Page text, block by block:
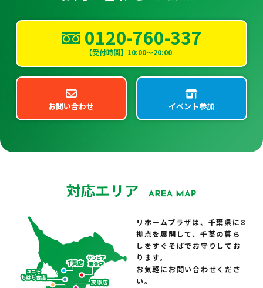
0120-760-337
【受付時間】10:00～20:00
お問い合わせ イベント参加
リホームプラザは、千葉県に8
拠点を展開して、千葉の暮ら
しをすぐそばでお守りしてお
ります。
お気軽にお問い合わせくださ
い。